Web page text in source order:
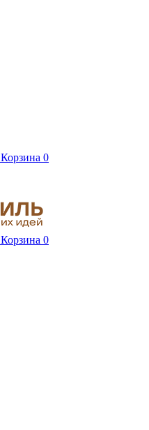
Корзина 0
Корзина 0